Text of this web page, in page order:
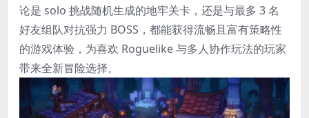
论是 solo 挑战随机生成的地牢关卡，还是与最多 3 名
好友组队对抗强力 BOSS，都能获得流畅且富有策略性
的游戏体验，为喜欢 Roguelike 与多人协作玩法的玩家
带来全新冒险选择。